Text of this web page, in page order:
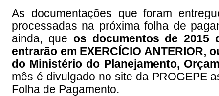
As documentações que foram
processadas na próxima folha de
ainda, que os documentos de 2015
entrarão em EXERCÍCIO ANTERIOR,
do Ministério do Planejamento,
mês é divulgado no site da PROGEPE
Folha de Pagamento.